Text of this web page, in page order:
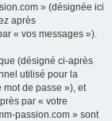
» (désignée ici
après
« vos messages »).
(désigné ci-après
utilisé pour la
de passe »), et
par « votre
passion.com » sont